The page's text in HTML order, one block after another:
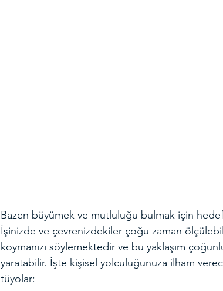
Bazen büyümek ve mutluluğu bulmak için
İşinizde ve çevrenizdekiler çoğu zaman
koymanızı söylemektedir ve bu yaklaşım
yaratabilir. İşte kişisel yolculuğunuza ilham
tüyolar: